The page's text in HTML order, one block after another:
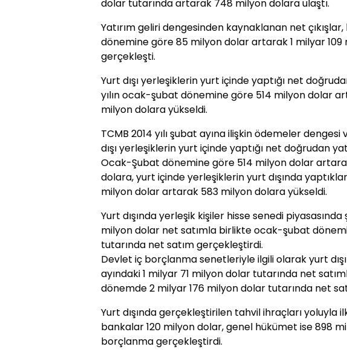
dolar tutarında artarak 748 milyon dolara ulaştı.
Yatırım geliri dengesinden kaynaklanan net çıkışlar,
dönemine göre 85 milyon dolar artarak 1 milyar
gerçekleşti.
Yurt dışı yerleşiklerin yurt içinde yaptığı net
yılın ocak-şubat dönemine göre 514 milyon dolar
milyon dolara yükseldi.
TCMB 2014 yılı şubat ayına ilişkin ödemeler
dışı yerleşiklerin yurt içinde yaptığı net doğrudan
Ocak-Şubat dönemine göre 514 milyon dolar
dolara, yurt içinde yerleşiklerin yurt dışında
milyon dolar artarak 583 milyon dolara yükseldi.
Yurt dışında yerleşik kişiler hisse senedi
milyon dolar net satımla birlikte ocak-şubat
tutarında net satım gerçekleştirdi.
Devlet iç borçlanma senetleriyle ilgili olarak yurt
ayındaki 1 milyar 71 milyon dolar tutarında net
dönemde 2 milyar 176 milyon dolar tutarında net
Yurt dışında gerçekleştirilen tahvil ihraçları yoluyla
bankalar 120 milyon dolar, genel hükümet ise 898
borçlanma gerçekleştirdi.